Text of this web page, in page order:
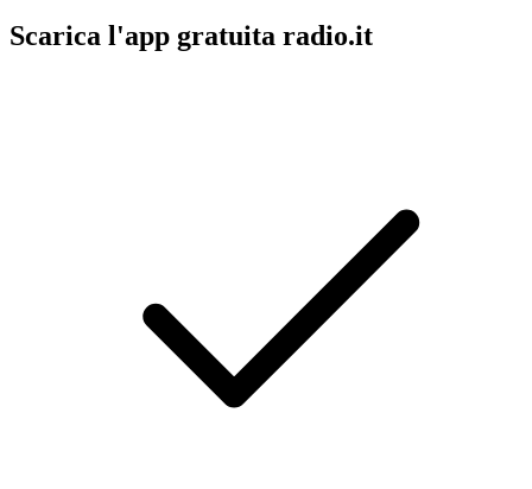
Scarica l'app gratuita radio.it